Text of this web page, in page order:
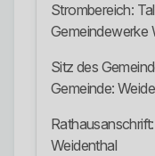
Strombereich:
Gemeindewerke
Sitz des
Gemeinde:
Weidenthal